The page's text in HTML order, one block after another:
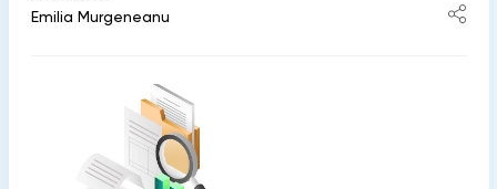
Emilia Murgeneanu